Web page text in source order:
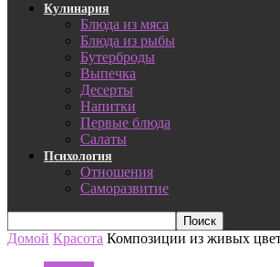
Кулинария
Блюда из мяса
Блюда из рыбы
Бутерброды
Выпечка
Десерты
Напитки
Первые блюда
Салаты
Психология
Отношения
Саморазвитие
Домой Красота Композиции из живых